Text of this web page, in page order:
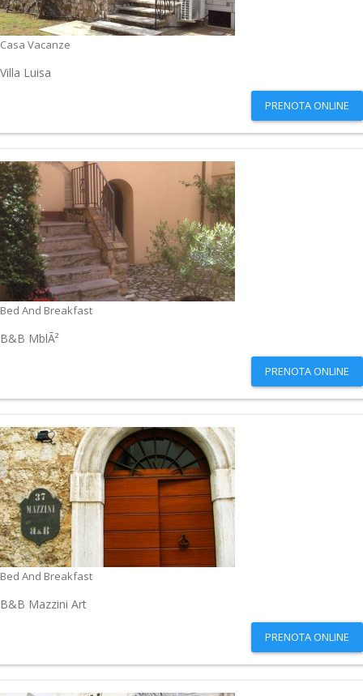
Casa Vacanze
Villa Luisa
PRENOTA ONLINE
Bed And Breakfast
B&B MblÃ²
PRENOTA ONLINE
Bed And Breakfast
B&B Mazzini Art
PRENOTA ONLINE